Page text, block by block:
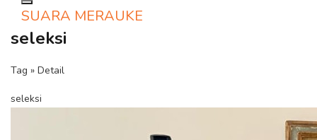
Toggle navigation
SUARA MERAUKE
seleksi
Tag » Detail
seleksi